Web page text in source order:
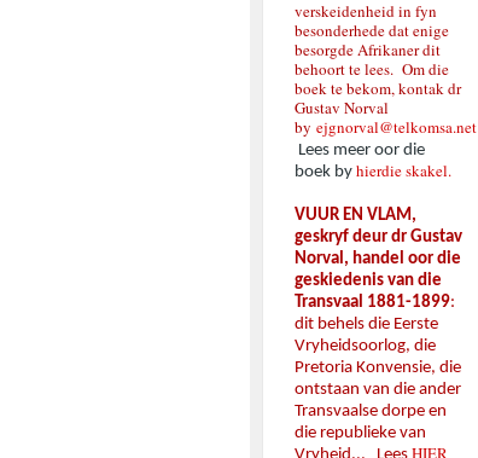
verskeidenheid in fyn
besonderhede dat enige
besorgde Afrikaner dit
behoort te lees. Om die
boek te bekom, kontak dr
Gustav Norval
by ejgnorval@telkomsa.net
Lees meer oor die
boek by hierdie skakel.
VUUR EN VLAM,
geskryf deur dr Gustav
Norval, handel oor die
geskiedenis van die
Transvaal 1881-1899:
dit behels die Eerste
Vryheidsoorlog, die
Pretoria Konvensie, die
ontstaan van die ander
Transvaalse dorpe en
die republieke van
HIER